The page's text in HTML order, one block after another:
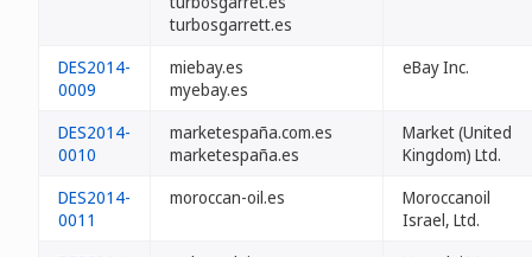
turbosgarrett.es
DES2014-
0009
miebay.es
myebay.es
eBay Inc.
DES2014-
0010
marketespaña.com.es
marketespaña.es
Market (United
Kingdom) Ltd.
DES2014-
0011
moroccan-oil.es
Moroccanoil
Israel, Ltd.